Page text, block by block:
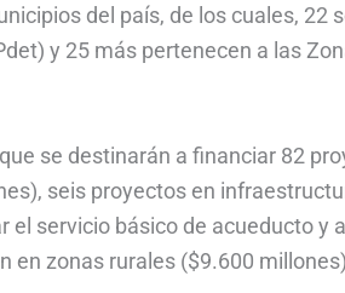
del país, de los cuales, 22
y 25 más pertenecen a las
se destinarán a financiar 82
seis proyectos en
servicio básico de acueducto y
zonas rurales ($9.600